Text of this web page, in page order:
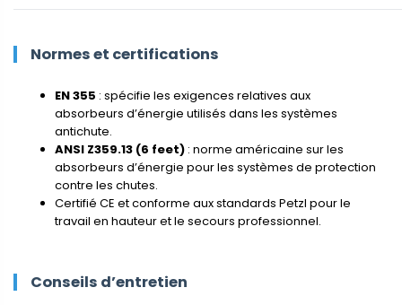
Normes et certifications
EN 355 : spécifie les exigences relatives aux
absorbeurs d’énergie utilisés dans les systèmes
antichute.
ANSI Z359.13 (6 feet) : norme américaine sur les
absorbeurs d’énergie pour les systèmes de protection
contre les chutes.
Certifié CE et conforme aux standards Petzl pour le
travail en hauteur et le secours professionnel.
Conseils d’entretien